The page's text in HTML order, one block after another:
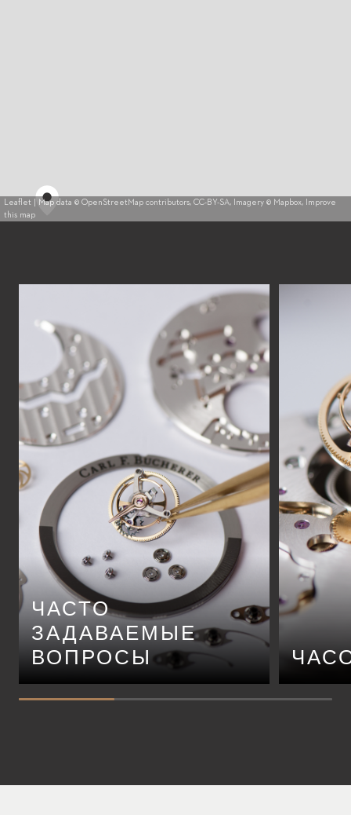
Leaflet | Map data © OpenStreetMap contributors, CC-BY-SA, Imagery © Mapbox,
Improve
this map
ЧАСТО
ЗАДАВАЕМЫЕ
ВОПРОСЫ